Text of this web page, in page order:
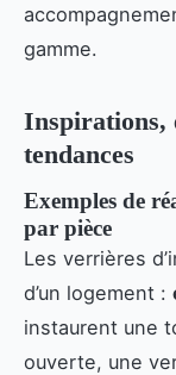
gamme.
Inspirations,
tendances
Exemples de
par pièce
Les verrières
d’un logement :
instaurent une
ouverte, une